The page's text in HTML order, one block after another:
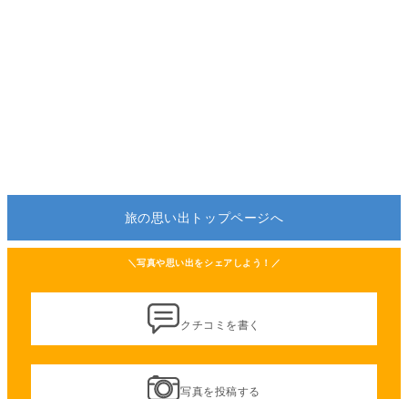
旅の思い出トップページへ
＼写真や思い出をシェアしよう！／
クチコミを書く
写真を投稿する